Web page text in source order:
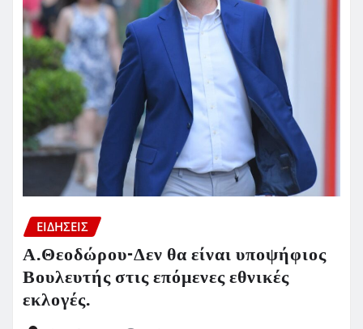
ΕΙΔΗΣΕΙΣ
Α.Θεοδώρου-Δεν θα είναι υποψήφιος
Βουλευτής στις επόμενες εθνικές
εκλογές.